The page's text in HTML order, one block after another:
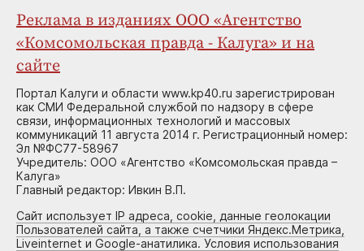
Реклама в изданиях ООО «Агентство
«Комсомольская правда - Калуга» и на
сайте
Портал Калуги и области www.kp40.ru зарегистрирован
как СМИ Федеральной службой по надзору в сфере
связи, информационных технологий и массовых
коммуникаций 11 августа 2014 г. Регистрационный номер:
Эл №ФС77-58967
Учредитель: ООО «Агентство «Комсомольская правда –
Калуга»
Главный редактор: Ивкин В.П.
Сайт использует IP адреса, cookie, данные геолокации
Пользователей сайта, а также счетчики Яндекс.Метрика,
Liveinternet и Google-анатилика. Условия использования